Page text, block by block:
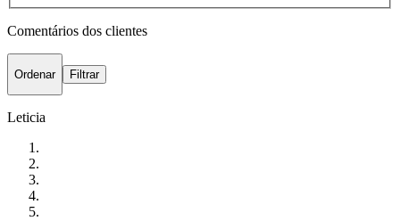
Comentários dos clientes
Ordenar Filtrar
Leticia